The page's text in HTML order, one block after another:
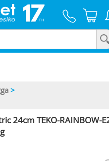
>
24cm TEKO-RAINBOW-